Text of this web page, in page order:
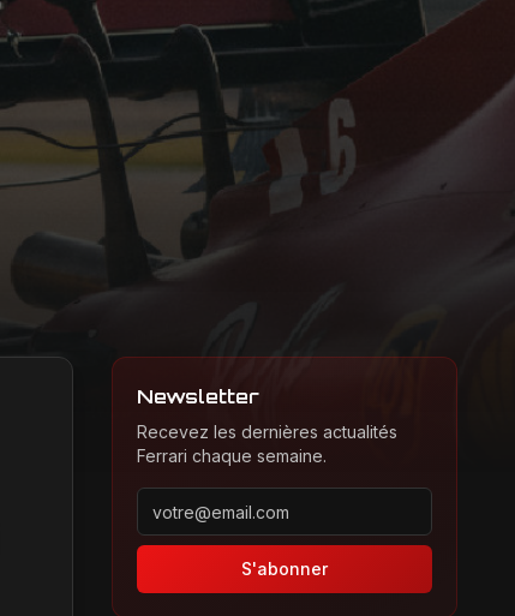
Newsletter
Recevez les dernières actualités
Ferrari chaque semaine.
Adresse email pour la newsletter
S'abonner